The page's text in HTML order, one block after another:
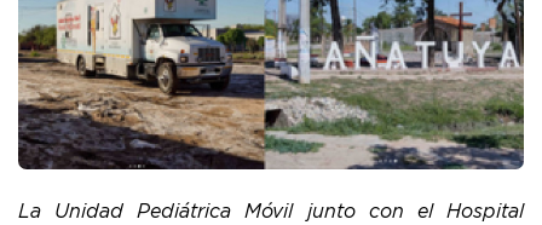
La Unidad Pediátrica Móvil junto con el Hospital